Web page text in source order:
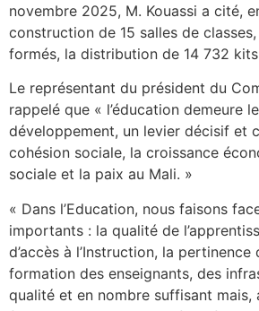
novembre 2025, M. Kouassi a cité,
construction de 15 salles de classes,
formés, la distribution de 14 732
Le représentant du président du
rappelé que « l’éducation demeure
développement, un levier décisif et
cohésion sociale, la croissance
sociale et la paix au Mali. »
« Dans l’Education, nous faisons
importants : la qualité de
d’accès à l’Instruction, la
formation des enseignants, des
qualité et en nombre suffisant mais,